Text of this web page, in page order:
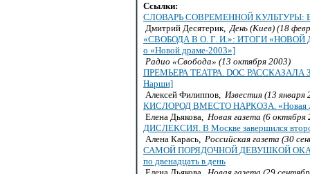
Ссылки:
СЛОВАРЬ СОВРЕМЕННОЙ КУЛЬТУРЫ:
Дмитрий Десятерик,День (Киев) (18
«СВОБОДА В О. Г. И.»: ИТОГИ «НОВОЙ
о «Новой драме-2003»]
Радио «Свобода» (13 октября 2003)
ПРЕМЬЕРА ТЕАТРА. DOC РАССКАЗАЛА
Нарши]
Алексей Филиппов, Известия (13 января
КИСЛОРОД ВМЕСТО НАРКОЗА. «Новая
Елена Дьякова, Новая газета (6 октября
ДИСЛЕКСИЯ. В Москве завершился
Алена Карась, Российская газета (30
САМОЙ ПОРЯДОЧНОЙ ДЕВУШКОЙ
по двенадцать в день